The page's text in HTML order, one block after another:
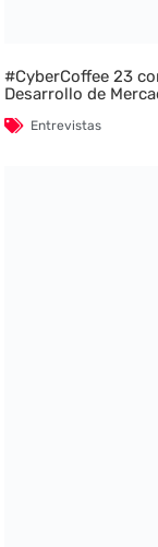
#CyberCoffee 23
Desarrollo de
Entrevistas